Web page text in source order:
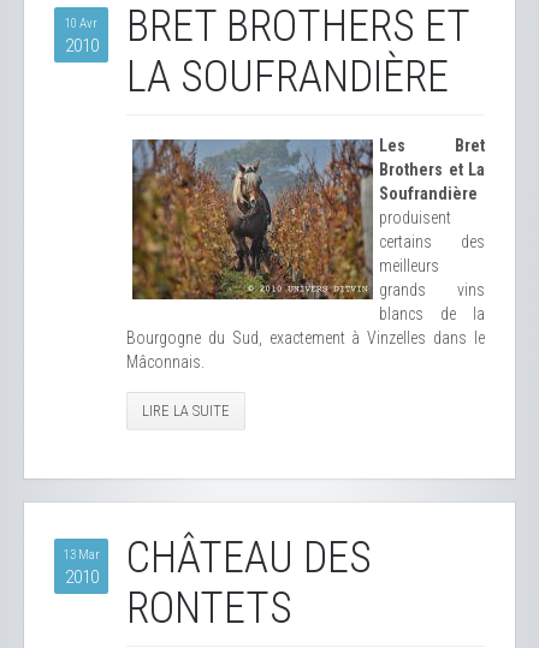
10 Avr
2010
BRET BROTHERS ET
LA SOUFRANDIÈRE
Les Bret
Brothers et La
Soufrandière
produisent
certains des
meilleurs
grands vins
blancs de la
Bourgogne du Sud, exactement à Vinzelles dans le
Mâconnais.
LIRE LA SUITE
13 Mar
2010
CHÂTEAU DES
RONTETS